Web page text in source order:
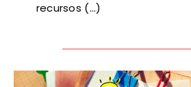
recursos (…)